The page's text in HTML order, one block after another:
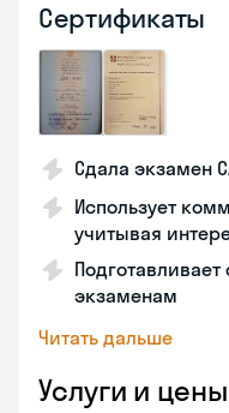
Сертификаты
Сдала экзамен
Использует
учитывая
экзаменам
Читать дальше
Услуги и цены